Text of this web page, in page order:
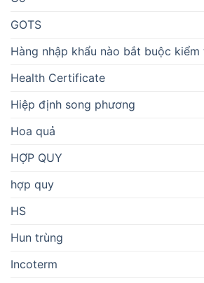
GOTS
Hàng nhập khẩu nào bắt buộc
Health Certificate
Hiệp định song phương
Hoa quả
HỢP QUY
hợp quy
HS
Hun trùng
Incoterm